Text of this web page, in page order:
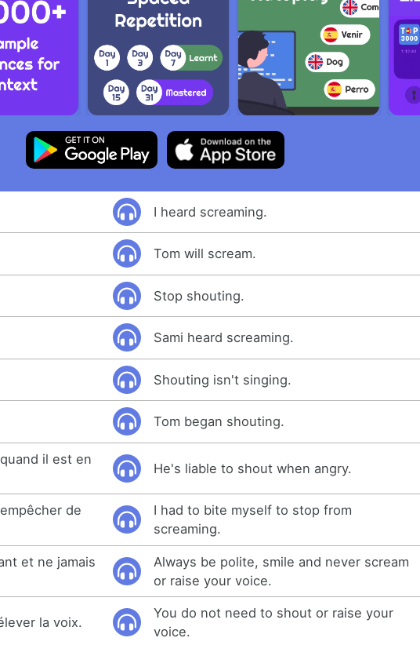
I heard screaming.
Tom will scream.
Stop shouting.
Sami heard screaming.
Shouting isn't singing.
Tom began shouting.
il est en
He's liable to shout when angry.
de
I had to bite myself to stop from
screaming.
et ne jamais
Always be polite, smile and never scream
or raise your voice.
la voix.
You do not need to shout or raise your
voice.